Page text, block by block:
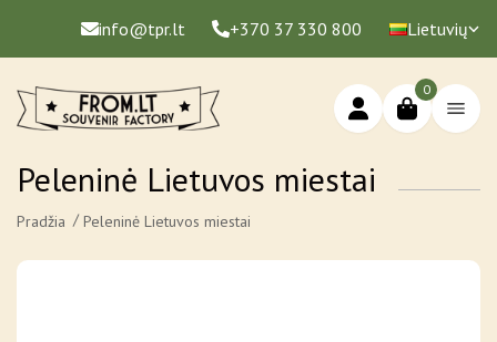
info@tpr.lt +370 37 330 800 Lietuvių
0
Peleninė Lietuvos miestai
Pradžia Peleninė Lietuvos miestai